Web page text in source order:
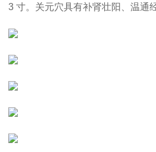
3 寸。关元穴具有补肾壮阳、温通